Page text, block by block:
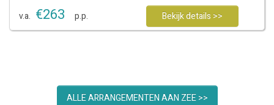
v.a. €263 p.p. Bekijk details >>
ALLE ARRANGEMENTEN AAN ZEE >>